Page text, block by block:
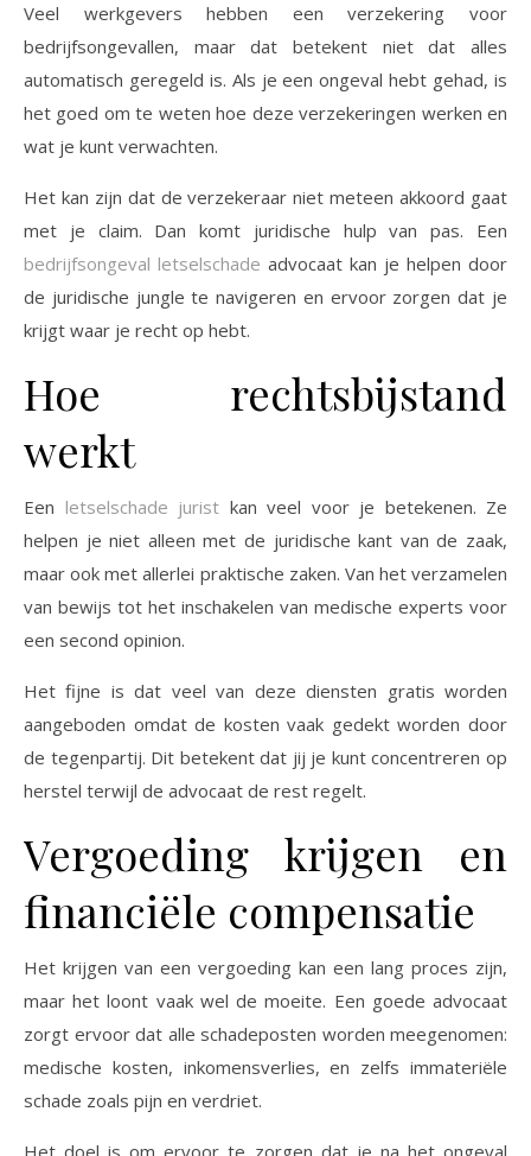
Veel werkgevers hebben een verzekering voor
bedrijfsongevallen, maar dat betekent niet dat alles
automatisch geregeld is. Als je een ongeval hebt gehad, is
het goed om te weten hoe deze verzekeringen werken en
wat je kunt verwachten.
Het kan zijn dat de verzekeraar niet meteen akkoord gaat
met je claim. Dan komt juridische hulp van pas. Een
bedrijfsongeval letselschade advocaat kan je helpen door
de juridische jungle te navigeren en ervoor zorgen dat je
krijgt waar je recht op hebt.
Hoe rechtsbijstand
werkt
Een letselschade jurist kan veel voor je betekenen. Ze
helpen je niet alleen met de juridische kant van de zaak,
maar ook met allerlei praktische zaken. Van het verzamelen
van bewijs tot het inschakelen van medische experts voor
een second opinion.
Het fijne is dat veel van deze diensten gratis worden
aangeboden omdat de kosten vaak gedekt worden door
de tegenpartij. Dit betekent dat jij je kunt concentreren op
herstel terwijl de advocaat de rest regelt.
Vergoeding krijgen en
financiële compensatie
Het krijgen van een vergoeding kan een lang proces zijn,
maar het loont vaak wel de moeite. Een goede advocaat
zorgt ervoor dat alle schadeposten worden meegenomen:
medische kosten, inkomensverlies, en zelfs immateriële
schade zoals pijn en verdriet.